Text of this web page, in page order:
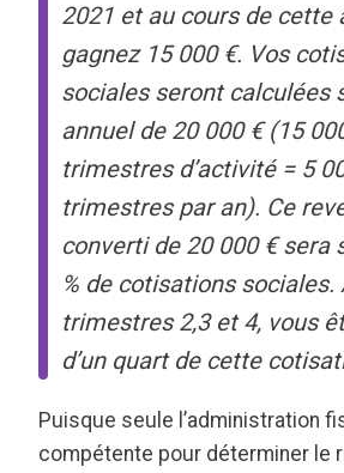
2021 et au cours de cette
gagnez 15 000 €. Vos
sociales seront calculées
annuel de 20 000 € (15
trimestres d’activité = 5
trimestres par an). Ce
converti de 20 000 € sera
% de cotisations sociales.
trimestres 2,3 et 4, vous
d’un quart de cette
Puisque seule l’administration
compétente pour déterminer le